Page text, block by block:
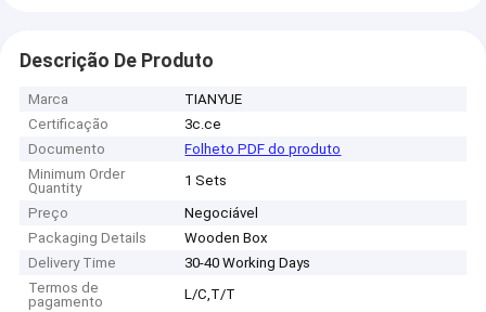
Descrição De Produto
Marca
TIANYUE
Certificação
3c.ce
Documento
Folheto PDF do produto
Minimum Order
Quantity
1 Sets
Preço
Negociável
Packaging Details
Wooden Box
Delivery Time
30-40 Working Days
Termos de
pagamento
L/C,T/T